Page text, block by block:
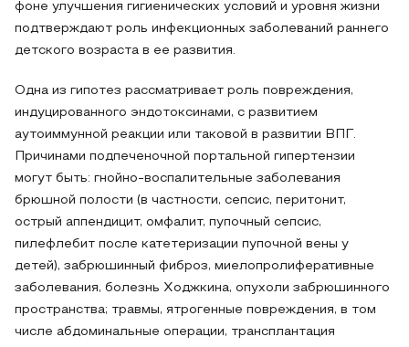
фоне улучшения гигиенических условий и уровня жизни
подтверждают роль инфекционных заболеваний раннего
детского возраста в ее развития.
Одна из гипотез рассматривает роль повреждения,
индуцированного эндотоксинами, с развитием
аутоиммунной реакции или таковой в развитии ВПГ.
Причинами подпеченочной портальной гипертензии
могут быть: гнойно-воспалительные заболевания
брюшной полости (в частности, сепсис, перитонит,
острый аппендицит, омфалит, пупочный сепсис,
пилефлебит после катетеризации пупочной вены у
детей), забрюшинный фиброз, миелопролиферативные
заболевания, болезнь Ходжкина, опухоли забрюшинного
пространства; травмы, ятрогенные повреждения, в том
числе абдоминальные операции, трансплантация